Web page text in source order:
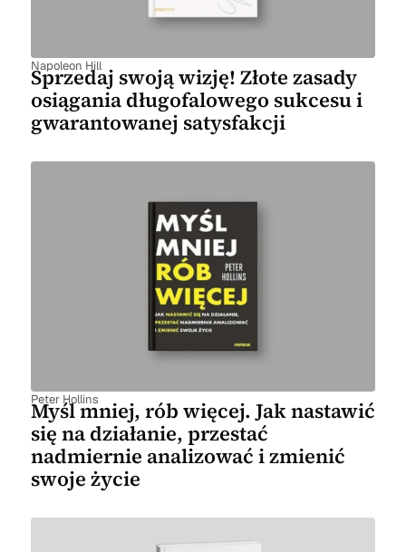
Napoleon Hill
Sprzedaj swoją wizję! Złote zasady
osiągania długofalowego sukcesu i
gwarantowanej satysfakcji
Peter Hollins
Myśl mniej, rób więcej. Jak nastawić
się na działanie, przestać
nadmiernie analizować i zmienić
swoje życie